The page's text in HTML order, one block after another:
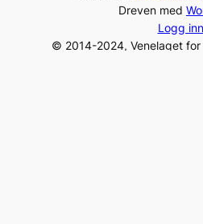
Dreven med
Logg inn
© 2014-2024, Venelaget for